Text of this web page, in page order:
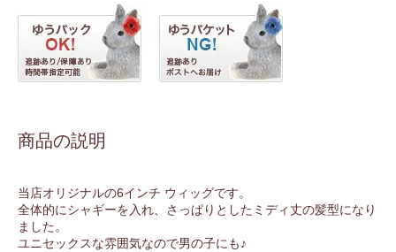
商品の説明
当店オリジナルの6インチ ウィッグです。
全体的にシャギーを入れ、さっぱりとしたミディ丈の髪型になり
ました。
ユニセックスな雰囲気なので男の子にも♪